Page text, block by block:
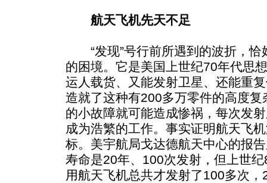
航天飞机先天不足
“发现”号行前所遇到的波折，恰
的困境。它是美国上世纪70年代思
运人载货、又能发射卫星、还能重
造就了这种有200多万零件的高度
的小故障就可能造成惨祸，每次发
成为浩繁的工作。事实证明航天飞
标。美宇航局戈达德航天中心的报
寿命是20年、100次发射，但上世
用航天飞机总共才发射了100多次